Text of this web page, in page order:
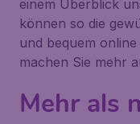
einem Überblick
können so die
und bequem
machen Sie mehr
Mehr als